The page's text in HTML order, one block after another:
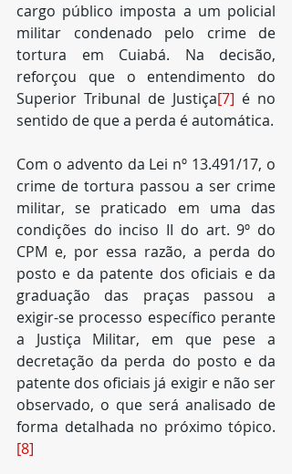
cargo público imposta a um policial
militar condenado pelo crime de
tortura em Cuiabá. Na decisão,
reforçou que o entendimento do
Superior Tribunal de Justiça[7] é no
Com o advento da Lei nº 13.491/17, o
crime de tortura passou a ser crime
militar, se praticado em uma das
condições do inciso II do art. 9º do
CPM e, por essa razão, a perda do
posto e da patente dos oficiais e da
graduação das praças passou a
exigir-se processo específico perante
a Justiça Militar, em que pese a
decretação da perda do posto e da
patente dos oficiais já exigir e não ser
observado, o que será analisado de
forma detalhada no próximo tópico.
[8]